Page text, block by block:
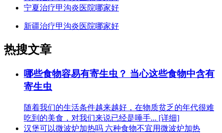
宁夏治疗甲沟炎医院哪家好
新疆治疗甲沟炎医院哪家好
热搜文章
哪些食物容易有寄生虫？ 当心这些食物中含有
寄生虫
随着我们的生活条件越来越好，在物质贫乏的年代很难
吃到的美食，对我们来说已经是唾手... [详细]
汉堡可以微波炉加热吗 六种食物不宜用微波炉加热